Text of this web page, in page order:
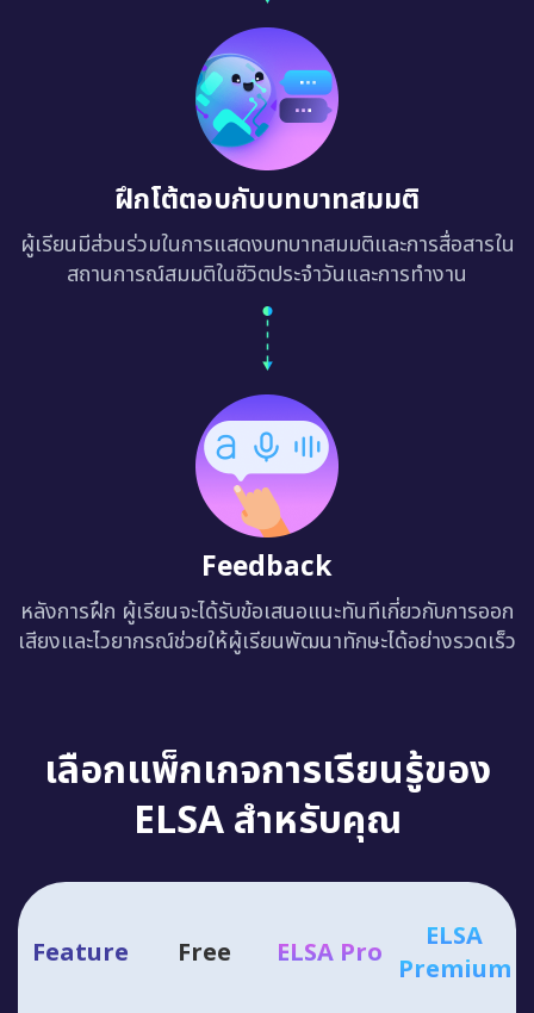
ฝึกโต้ตอบกับบทบาทสมมติ
ผู้เรียนมีส่วนร่วมในการแสดงบทบาทสมมติและการสื่อสารใน
สถานการณ์สมมติในชีวิตประจำวันและการทำงาน
Feedback
หลังการฝึก ผู้เรียนจะได้รับข้อเสนอแนะทันทีเกี่ยวกับการออก
เสียงและไวยากรณ์ช่วยให้ผู้เรียนพัฒนาทักษะได้อย่างรวดเร็ว
เลือกแพ็กเกจการเรียนรู้ของ
ELSA สำหรับคุณ
Feature Free ELSA Pro
ELSA
Premium